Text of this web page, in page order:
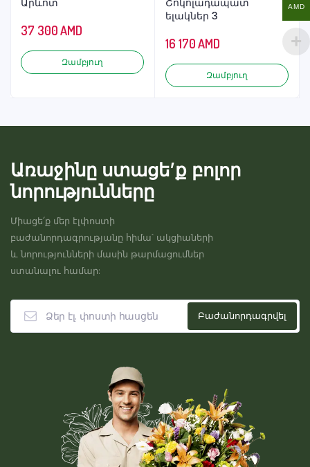
Արևոտ
37 300AMD
Զամբյուղ
Շոկոլադապատ
ելակներ 3
16 170AMD
Զամբյուղ
Առաջինը ստացե’ք բոլոր
նորությունները
Միացե՛ք մեր էլփոստի
բաժանորդագրությանը հիմա՝ ակցիաների
և նորությունների մասին թարմացումներ
ստանալու համար:
AMD